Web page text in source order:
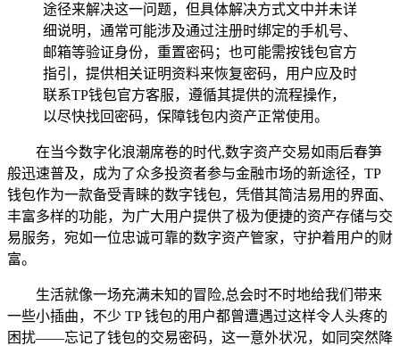
途径来解决这一问题，但具体解决方式文中并未详
细说明，通常可能涉及通过注册时绑定的手机号、
邮箱等验证身份，重置密码；也可能需按钱包官方
指引，提供相关证明资料来恢复密码，用户应及时
联系TP钱包官方客服，遵循其提供的流程操作，
以尽快找回密码，保障钱包内资产正常使用。
在当今数字化浪潮席卷的时代,数字资产交易如雨后春笋
般迅速普及，成为了众多投资者参与金融市场的新途径，TP
钱包作为一款备受青睐的数字钱包，凭借其简洁易用的界面、
丰富多样的功能，为广大用户提供了极为便捷的资产存储与交
易服务，宛如一位忠诚可靠的数字资产管家，守护着用户的财
富。
生活就像一场充满未知的冒险,总会时不时地给我们带来
一些小插曲，不少 TP 钱包的用户都曾遭遇过这样令人头疼的
困扰——忘记了钱包的交易密码，这一意外状况，如同突然降